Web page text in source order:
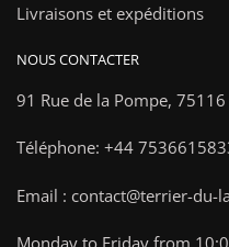
Livraisons et expéditions
NOUS CONTACTER
91 Rue de la Pompe, 75116
Téléphone: +44
Email : contact@terrier-du-
Monday to Friday from